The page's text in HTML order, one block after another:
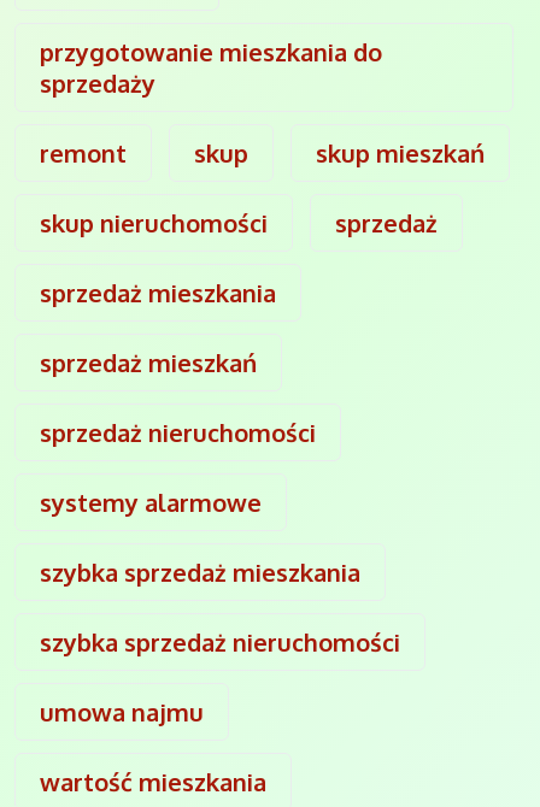
przygotowanie mieszkania do
sprzedaży
remont skup skup mieszkań
skup nieruchomości sprzedaż
sprzedaż mieszkania
sprzedaż mieszkań
sprzedaż nieruchomości
systemy alarmowe
szybka sprzedaż mieszkania
szybka sprzedaż nieruchomości
umowa najmu
wartość mieszkania